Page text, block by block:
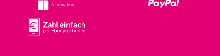
Nachnahme